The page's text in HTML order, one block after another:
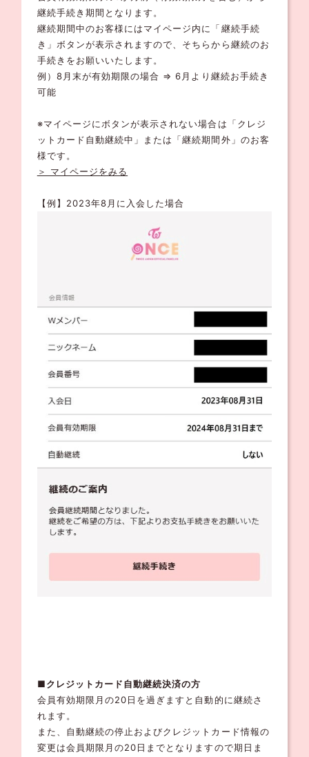
継続手続き期間となります。
継続期間中のお客様にはマイページ内に「継続手続
き」ボタンが表示されますので、そちらから継続のお
手続きをお願いいたします。
例）8月末が有効期限の場合 ⇒ 6月より継続お手続き
可能
※マイページにボタンが表示されない場合は「クレジ
ットカード自動継続中」または「継続期間外」のお客
様です。
＞ マイページをみる
【例】2023年8月に入会した場合
■クレジットカード自動継続決済の方
会員有効期限月の20日を過ぎますと自動的に継続さ
れます。
また、自動継続の停止およびクレジットカード情報の
変更は会員期限月の20日までとなりますので期日ま